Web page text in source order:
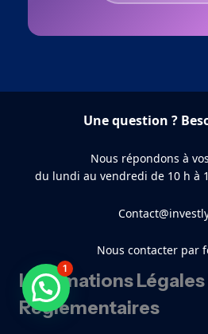
Une question ?
Nous répondons à
du lundi au vendredi de 10 h à
Nous contacter par
Informations Légales
Réglementaires
Besoin d'aide ?
1